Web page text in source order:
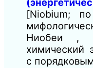
[Niobium;
Ниобеи ,
химический
с